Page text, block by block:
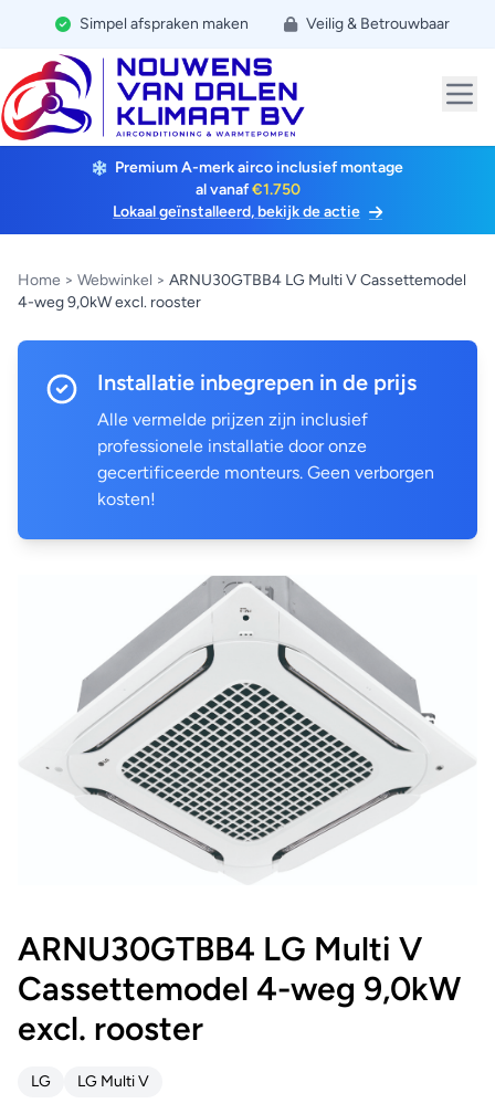
Simpel afspraken maken Veilig & Betrouwbaar
Premium A-merk airco inclusief montage
al vanaf€1.750
Lokaal geïnstalleerd, bekijk de actie
Home > Webwinkel > ARNU30GTBB4 LG Multi V Cassettemodel
4-weg 9,0kW excl. rooster
Installatie inbegrepen in de prijs
Alle vermelde prijzen zijn inclusief
professionele installatie door onze
gecertificeerde monteurs. Geen verborgen
kosten!
ARNU30GTBB4 LG Multi V
Cassettemodel 4-weg 9,0kW
excl. rooster
LG LG Multi V